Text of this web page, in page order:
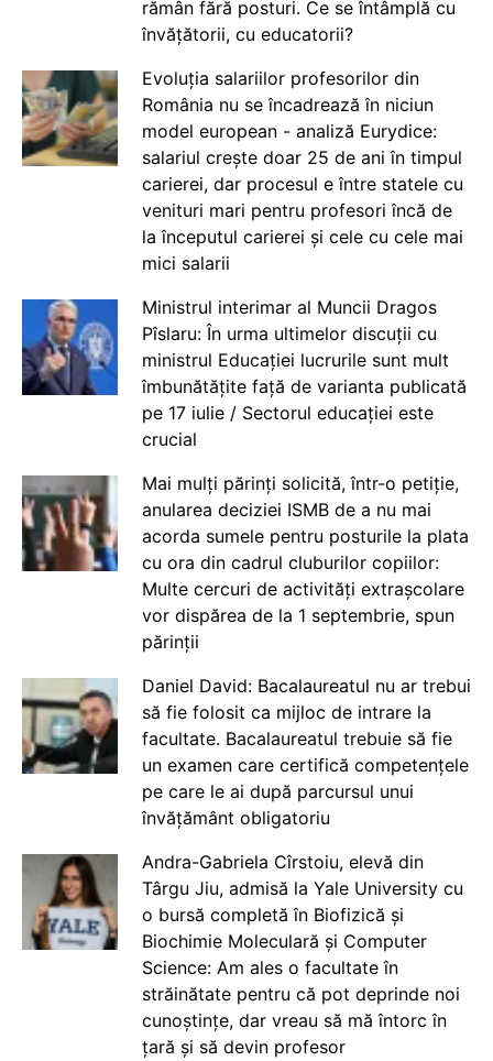
rămân fără posturi. Ce se întâmplă cu
învățătorii, cu educatorii?
Evoluția salariilor profesorilor din
România nu se încadrează în niciun
model european - analiză Eurydice:
salariul crește doar 25 de ani în timpul
carierei, dar procesul e între statele cu
venituri mari pentru profesori încă de
la începutul carierei și cele cu cele mai
mici salarii
Ministrul interimar al Muncii Dragos
Pîslaru: În urma ultimelor discuții cu
ministrul Educației lucrurile sunt mult
îmbunătățite față de varianta publicată
pe 17 iulie / Sectorul educației este
crucial
Mai mulți părinți solicită, într-o petiție,
anularea deciziei ISMB de a nu mai
acorda sumele pentru posturile la plata
cu ora din cadrul cluburilor copiilor:
Multe cercuri de activități extrașcolare
vor dispărea de la 1 septembrie, spun
părinții
Daniel David: Bacalaureatul nu ar trebui
să fie folosit ca mijloc de intrare la
facultate. Bacalaureatul trebuie să fie
un examen care certifică competențele
pe care le ai după parcursul unui
învățământ obligatoriu
Andra-Gabriela Cîrstoiu, elevă din
Târgu Jiu, admisă la Yale University cu
o bursă completă în Biofizică și
Biochimie Moleculară și Computer
Science: Am ales o facultate în
străinătate pentru că pot deprinde noi
cunoștințe, dar vreau să mă întorc în
țară și să devin profesor